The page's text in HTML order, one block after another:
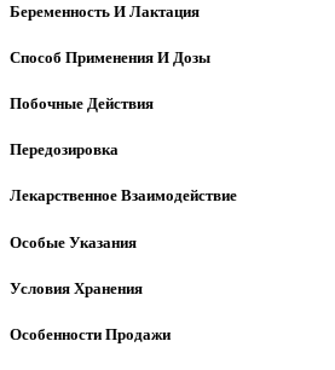
Беременность И Лактация
Способ Применения И Дозы
Побочные Действия
Передозировка
Лекарственное Взаимодействие
Особые Указания
Условия Хранения
Особенности Продажи